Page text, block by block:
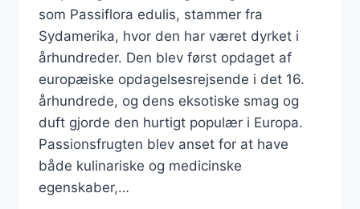
som Passiflora edulis, stammer fra
Sydamerika, hvor den har været dyrket i
århundreder. Den blev først opdaget af
europæiske opdagelsesrejsende i det 16.
århundrede, og dens eksotiske smag og
duft gjorde den hurtigt populær i Europa.
Passionsfrugten blev anset for at have
både kulinariske og medicinske
egenskaber,…